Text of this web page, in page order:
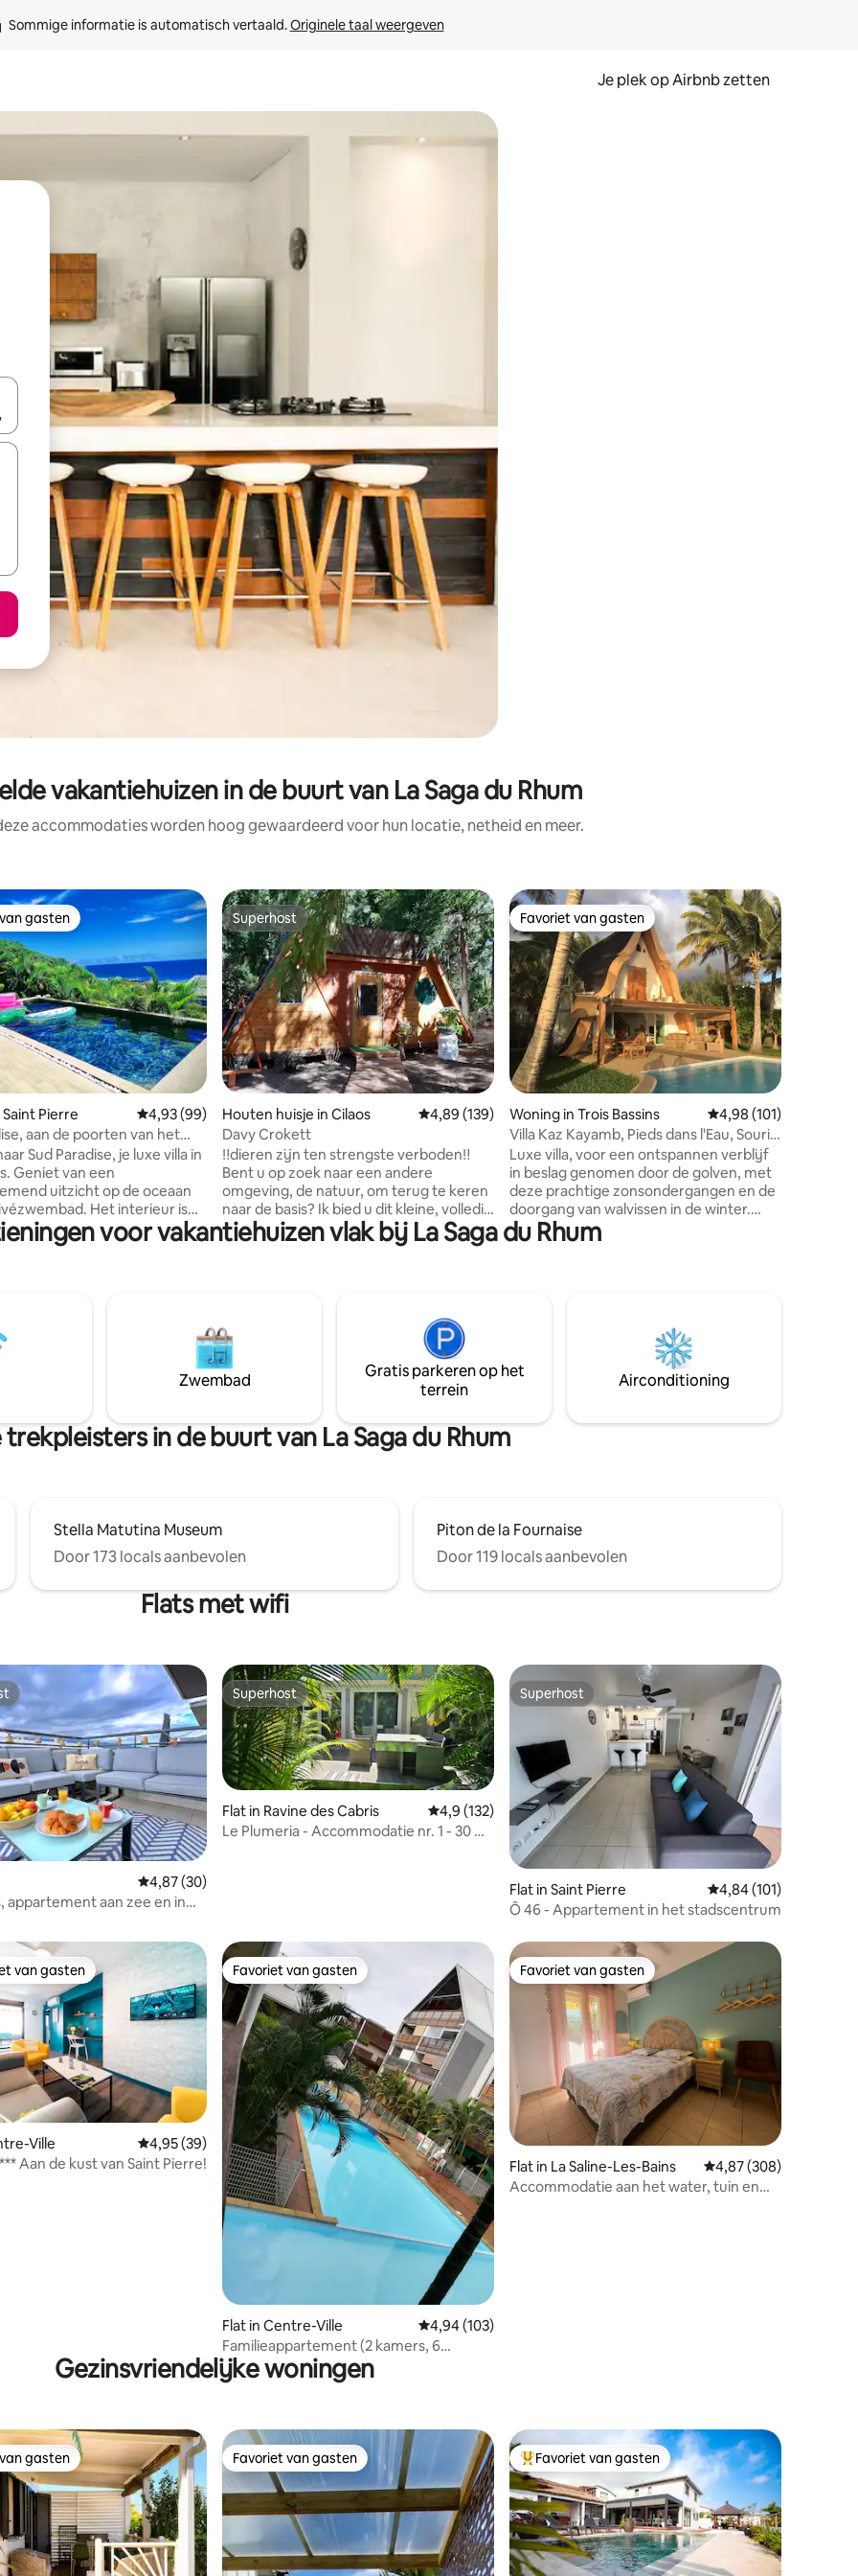
Sommige informatie is automatisch vertaald. Originele taal weergeven
Je plek op Airbnb zetten
keuze met je de pijltjestoetsen omhoog en omlaag, óf door te tikken of swipen.
vakantiehuizen in de buurt van La Saga du Rhum
accommodaties worden hoog gewaardeerd voor hun locatie, netheid en meer.
van 4,99 op 5, 271 recensies
gasten
gasten
Pierre Gemiddelde beoordeling van 4,93 op 5, 99 recensies
4,93 (99)
aan de poorten van het
van het eiland
Sud Paradise, je luxe villa in
Geniet van een
uitzicht op de oceaan
Het interieur is
van airconditioning
voor maximaal
en het strand van St-
dichter bij de juwelen van
Grand Anse, Manapany, de
Langevin-watervallen. Luxe,
Superhost
Superhost
Houten huisje in Cilaos Gemiddelde beoordeling van 4,89 op 5, 139 recensies
4,89 (139)
Davy Crokett
‼️dieren zijn ten strengste verboden‼️
Bent u op zoek naar een andere
omgeving, de natuur, om terug te keren
naar de basis? Ik bied u dit kleine, volledig
uitgeruste en comfortabele huisje aan,
midden in een bos van Japanse
landschappen. Laat de dagelijkse
beslommeringen achter u en laat u gaan
in onze privé-jacuzzi. 🫧 Voor een verblijf
in de open lucht, in de zachtheid van de
hooglanden van Réunion. 🇷🇪
Favoriet van gasten
Favoriet van gasten
Woning in Trois Bassins Gemiddelde
4,98 (101)
Villa Kaz Kayamb, Pieds dans l'Eau, Souris
Blanche
Luxe villa, voor een ontspannen verblijf
in beslag genomen door de golven, met
deze prachtige zonsondergangen en de
doorgang van walvissen in de winter.
Voeten in het water met directe toegang
tot het strand, een groot terras verlengd
gemaken voor een succesvol verblijf in
aankomst van je opgeëist als deze niet
door de site van Rbnb is geïnd.
voor vakantiehuizen vlak bij La Saga du Rhum
Zwembad
Gratis parkeren op het
terrein
Airconditioning
in de buurt van La Saga du Rhum
Stella Matutina Museum
Door 173 locals aanbevolen
Piton de la Fournaise
Door 119 locals aanbevolen
Flats met wifi
van 4,93 op 5, 180 recensiesGemiddelde beoordeling van 4,87 op 5, 30 recensies
4,87 (30)
appartement aan zee en in
Superhost
Superhost
Flat in Ravine des Cabris Gemiddelde beoordeling van 4,9 op 5, 132 recensies
4,9 (132)
Le Plumeria - Accommodatie nr. 1 - 30 m²
Superhost
Superhost
Flat in Saint Pierre Gemiddelde
4,84 (101)
Ô 46 - Appartement in het stadscentrum
van 4,9 op 5, 165 recensies
van gasten
van gasten
Ville Gemiddelde beoordeling van 4,95 op 5, 39 recensies
4,95 (39)
Aan de kust van Saint Pierre!
Favoriet van gasten
Favoriet van gasten
Flat in Centre-Ville Gemiddelde beoordeling van 4,94 op 5, 103 recensies
4,94 (103)
Familieappartement (2 kamers, 6
personen) op St Pierre
Favoriet van gasten
Favoriet van gasten
Flat in La Saline-Les-Bains Gemiddelde
4,87 (308)
Accommodatie aan het water, tuin en
Gezinsvriendelijke woningen
gasten
gasten Favoriet van gasten
Favoriet van gasten Topfavoriet van gasten
Favoriet van gasten